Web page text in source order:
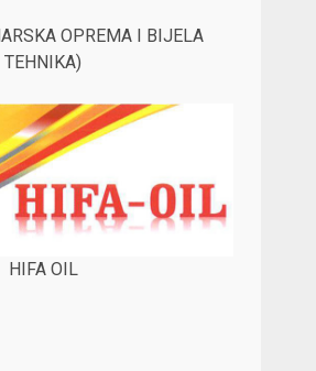
OPREMA I BIJELA
TEHNIKA)
HIFA OIL